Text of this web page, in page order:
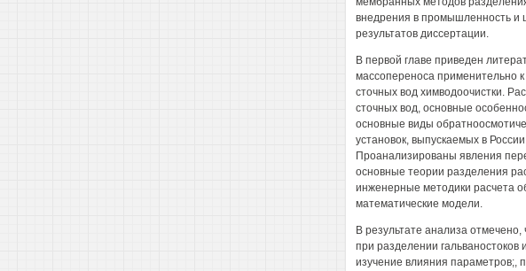
внедрения в промышленность и
результатов диссертации.
В первой главе приведен
массопереноса применительно
сточных вод химводоочистки.
сточных вод, основные
основные виды
установок, выпускаемых в
Проанализированы явления
основные теории разделения
инженерные методики расчета
математические модели.
В результате анализа
при разделении
изучение влияния параметров;,